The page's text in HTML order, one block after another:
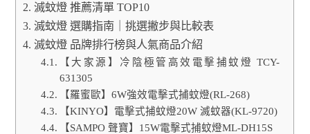
滅蚊燈 推薦清單 TOP10
滅蚊燈 選購指南｜挑選撇步與比較表
滅蚊燈 品牌排行榜與人氣商品介紹
【大家源】冷陰極管高效電擊捕蚊燈 TCY-
631305
【羅蜜歐】6W強效電擊式捕蚊燈(RL-268)
【KINYO】電擊式捕蚊燈20W 滅蚊器(KL-9720)
【SAMPO 聲寶】15W電擊式捕蚊燈ML-DH15S